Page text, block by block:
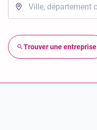
Trouver une entreprise